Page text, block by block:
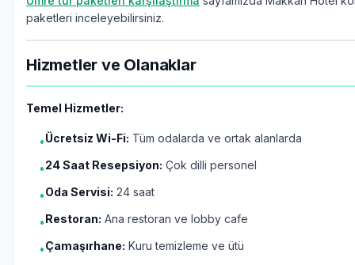
paketleri inceleyebilirsiniz.
Hizmetler ve Olanaklar
Temel Hizmetler:
•Ücretsiz Wi-Fi: Tüm odalarda ve ortak alanlarda
•24 Saat Resepsiyon: Çok dilli personel
•Oda Servisi: 24 saat
•Restoran: Ana restoran ve lobby cafe
•Çamaşırhane: Kuru temizleme ve ütü